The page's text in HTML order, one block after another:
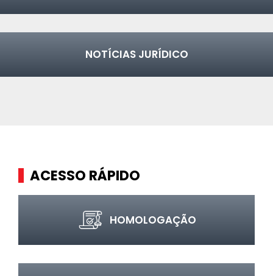
NOTÍCIAS JURÍDICO
ACESSO RÁPIDO
HOMOLOGAÇÃO